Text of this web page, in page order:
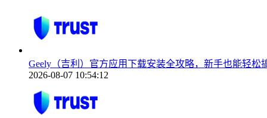
Geely（吉利）官方应用下载安装全攻略，新手也能轻松
2026-08-07 10:54:12